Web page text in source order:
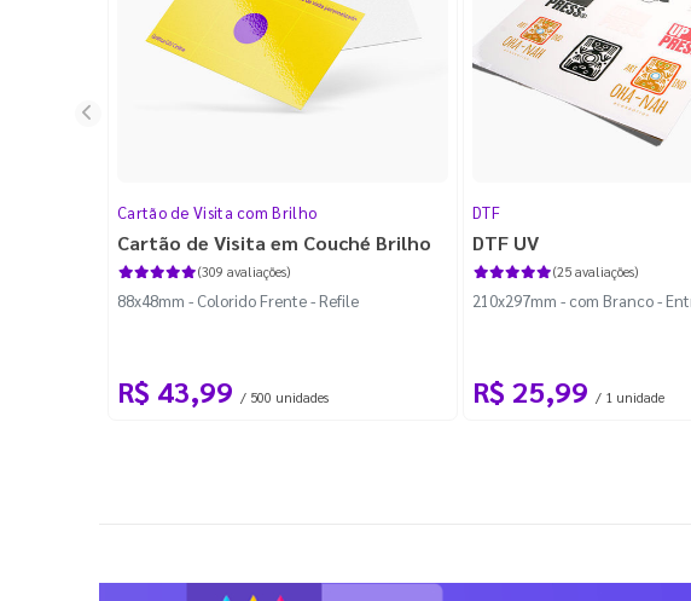
Cartão de Visita com Brilho
Cartão de Visita em Couché Brilho
(309 avaliações)
88x48mm - Colorido Frente - Refile
R$ 43,99 / 500 unidades
DTF
DTF UV
(25 avaliações)
210x297mm - com Branco -
R$ 25,99 / 1 unidade